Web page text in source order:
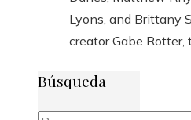
Lyons, and Brittany
creator Gabe Rotter,
Búsqueda